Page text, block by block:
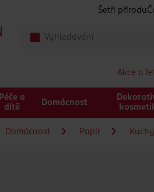
Šetři přírodu
Akce a
Péče o
dítě
Domácnost
Domácnost Papír